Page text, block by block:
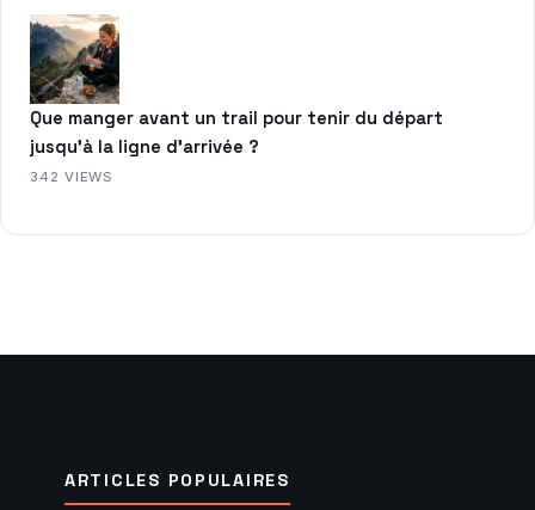
Que manger avant un trail pour tenir du départ
jusqu’à la ligne d’arrivée ?
342 VIEWS
ARTICLES POPULAIRES